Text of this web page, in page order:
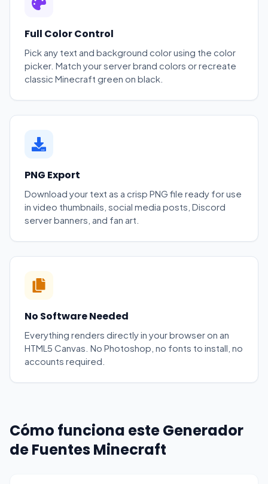
Full Color Control
Pick any text and background color using the color
picker. Match your server brand colors or recreate
classic Minecraft green on black.
PNG Export
Download your text as a crisp PNG file ready for use
in video thumbnails, social media posts, Discord
server banners, and fan art.
No Software Needed
Everything renders directly in your browser on an
HTML5 Canvas. No Photoshop, no fonts to install, no
accounts required.
Cómo funciona este Generador
de Fuentes Minecraft